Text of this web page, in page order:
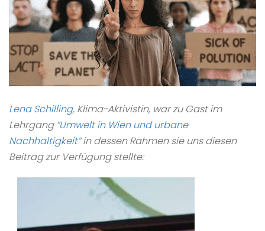
Lena Schilling, Klima-Aktivistin, war zu Gast im
Lehrgang “Umwelt in Wien und urbane
Nachhaltigkeit”in dessen Rahmen sie uns diesen
Beitrag zur Verfügung stellte: